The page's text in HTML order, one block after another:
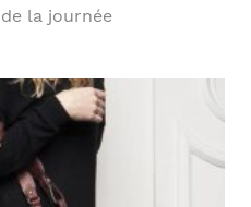
la journée